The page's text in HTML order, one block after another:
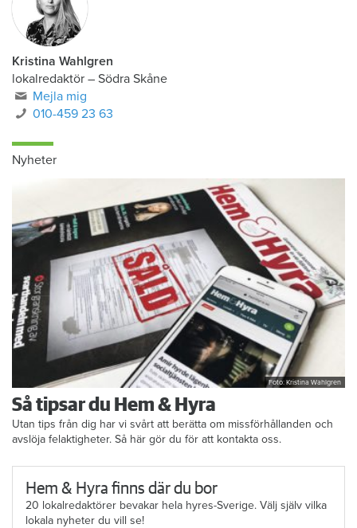
Kristina Wahlgren
lokalredaktör – Södra Skåne
Mejla mig
010-459 23 63
Nyheter
Foto: Kristina Wahlgren
Så tipsar du Hem & Hyra
Utan tips från dig har vi svårt att berätta om missförhållanden och
avslöja felaktigheter. Så här gör du för att kontakta oss.
Hem & Hyra finns där du bor
20 lokalredaktörer bevakar hela hyres-Sverige. Välj själv vilka
lokala nyheter du vill se!